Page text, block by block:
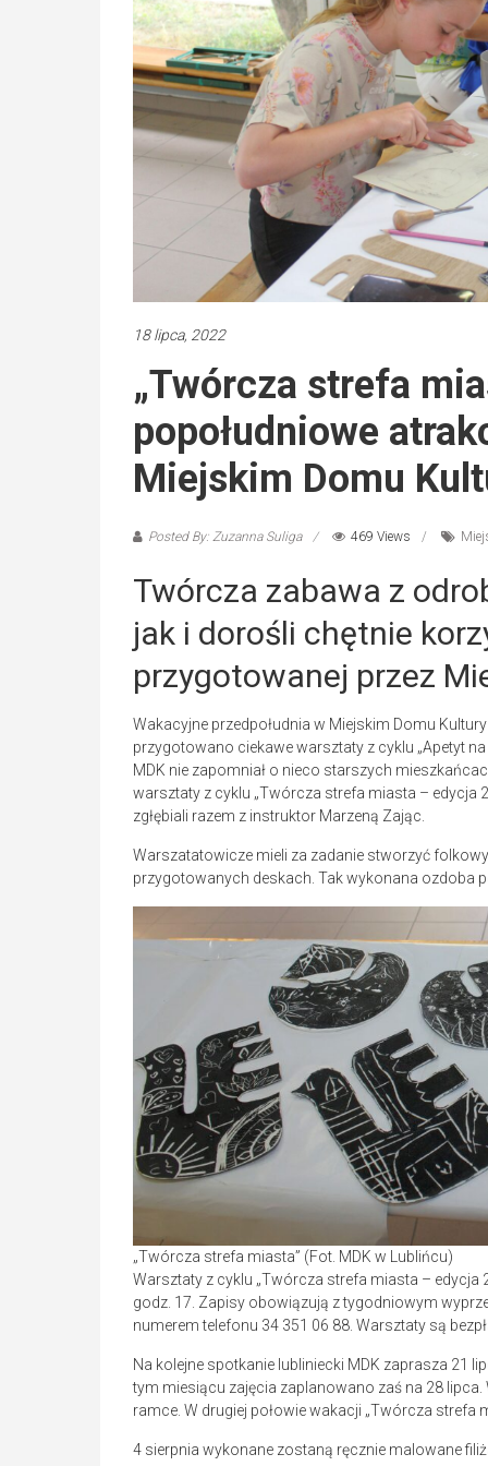
18 lipca, 2022
„Twórcza strefa
popołudniowe
Miejskim Domu
Posted By: Zuzanna Suliga 469 Views
Twórcza zabawa z
jak i dorośli chętnie
przygotowanej przez
Wakacyjne przedpołudnia w Miejskim Domu
przygotowano ciekawe warsztaty z cyklu „Apetyt
MDK nie zapomniał o nieco starszych
warsztaty z cyklu „Twórcza strefa miasta – edycja
zgłębiali razem z instruktor Marzeną Zając.
Warszatatowicze mieli za zadanie stworzyć
przygotowanych deskach. Tak wykonana ozdoba
„Twórcza strefa miasta” (Fot. MDK w Lublińcu)
Warsztaty z cyklu „Twórcza strefa miasta – edycja
godz. 17. Zapisy obowiązują z tygodniowym
numerem telefonu 34 351 06 88. Warsztaty są
Na kolejne spotkanie lubliniecki MDK zaprasza 21
tym miesiącu zajęcia zaplanowano zaś na 28
ramce. W drugiej połowie wakacji „Twórcza strefa
4 sierpnia wykonane zostaną ręcznie malowane